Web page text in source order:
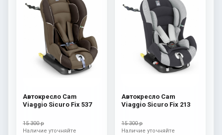
Автокресло Cam
Viaggio Sicuro Fix 537
15 300 р
Наличие уточняйте
Автокресло Cam
Viaggio Sicuro Fix 213
15 300 р
Наличие уточняйте